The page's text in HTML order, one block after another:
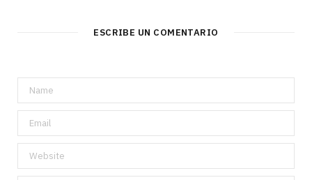
ESCRIBE UN COMENTARIO